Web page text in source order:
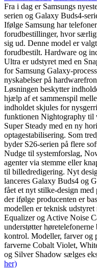
Fra i dag er Samsungs
serien og Galaxy Buds4-
Ifølge Samsung har
forudbestillinger, hvor
sig ud. Denne model er
forudbestilt. Hardware og
Ultra er udstyret med en
for Samsung Galaxy-
nyskabelser på
Løsningen beskytter
hjælp af et sammenspil
indholdet skjules for
funktionen Nightography til
Super Steady med en ny
optagestabilisering. Som
byder S26-serien på flere
Nudge til systemforslag,
agenter via stemme eller
til billedredigering. Nyt
lanceres Galaxy Buds4 og
fået et nyt stilke-design
der ifølge producenten er
modellen er teknisk
Equalizer og Active Noise
understøtter
kontrol. Modeller, farver og
farverne Cobalt Violet,
og Silver Shadow sælges
her)